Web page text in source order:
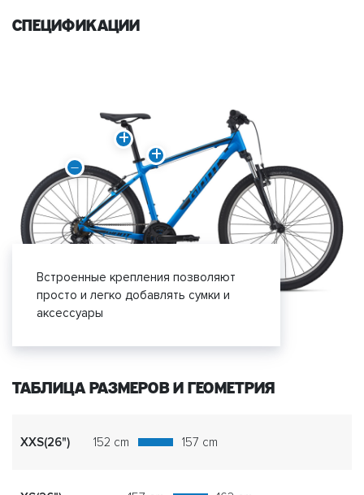
спецификации
Встроенные крепления позволяют
просто и легко добавлять сумки и
аксессуары
ТАБЛИЦА РАЗМЕРОВ И ГЕОМЕТРИЯ
XXS(26") 152 cm 157 cm